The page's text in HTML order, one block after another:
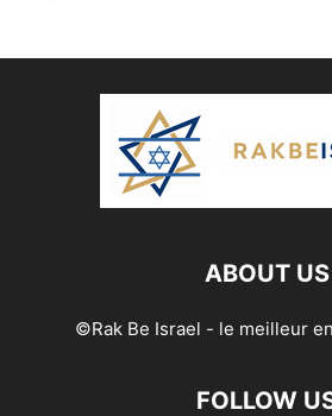
ABOUT US
©Rak Be Israel - le meilleur
FOLLOW